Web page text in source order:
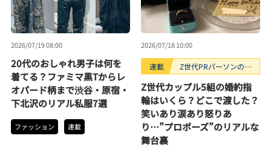
2026/07/19 08:00
20代のおしゃれ男子は何を
着てる？ファミマ黒Tからレ
オパード柄まで渋谷・原宿・
下北沢のリアル私服7選
ファッション 連載
2026/07/18 10:00
連載
Z世代PRパーソンのキ
Z世代カップル5組の婚約指
輪はいくら？どこで渡した？
笑いあり涙あり怒りあ
り…”プロポーズ”のリアルな
舞台裏